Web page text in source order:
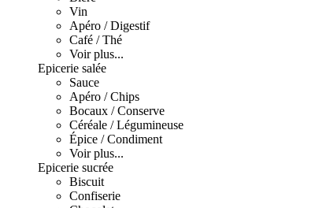
Vin
Apéro / Digestif
Café / Thé
Voir plus...
Epicerie salée
Sauce
Apéro / Chips
Bocaux / Conserve
Céréale / Légumineuse
Épice / Condiment
Voir plus...
Epicerie sucrée
Biscuit
Confiserie